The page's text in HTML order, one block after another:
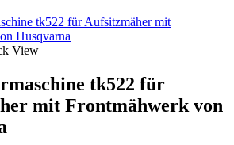
View
tk522 für
mit Frontmähwerk von